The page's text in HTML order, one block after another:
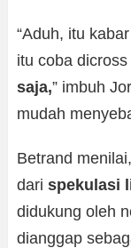
“Aduh, itu
itu coba
saja,” imbuh
mudah
Betrand
dari spekulasi
didukung oleh
dianggap